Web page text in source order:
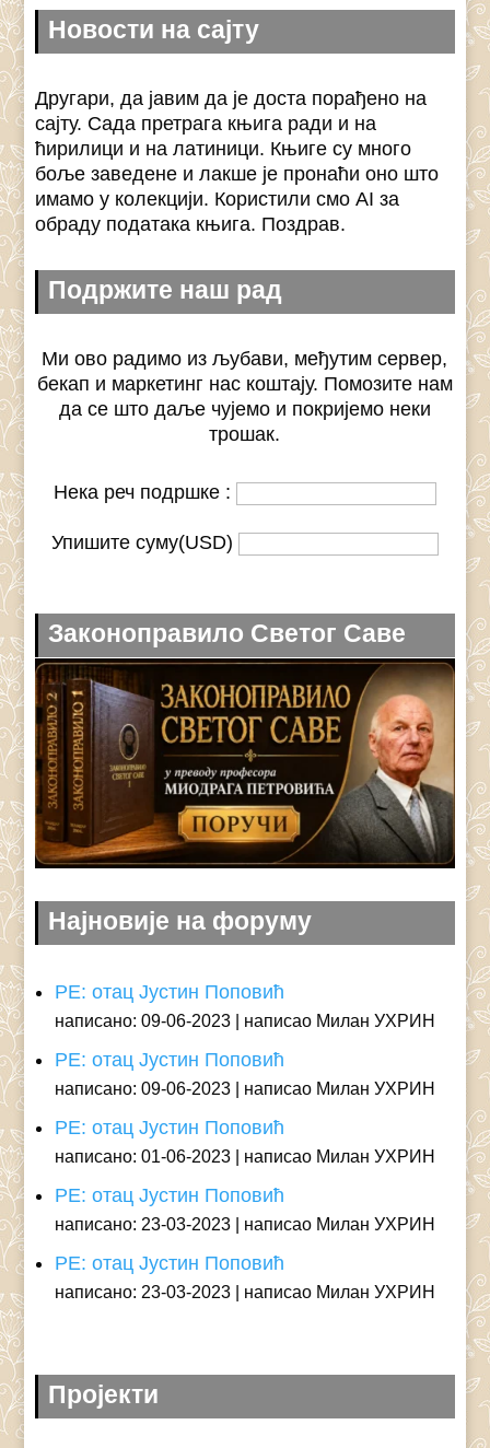
Новости на сајту
Другари, да јавим да је доста порађено на
сајту. Сада претрага књига ради и на
ћирилици и на латиници. Књиге су много
боље заведене и лакше је пронаћи оно што
имамо у колекцији. Користили смо AI за
обраду података књига. Поздрав.
Подржите наш рад
Ми ово радимо из љубави, међутим сервер,
бекап и маркетинг нас коштају. Помозите нам
да се што даље чујемо и покријемо неки
трошак.
Нека реч подршке :
Упишите суму(USD)
Законоправило Светог Саве
Најновије на форуму
РЕ: отац Јустин Поповић
написано: 09-06-2023 написао Милан УХРИН
РЕ: отац Јустин Поповић
написано: 09-06-2023 написао Милан УХРИН
РЕ: отац Јустин Поповић
написано: 01-06-2023 написао Милан УХРИН
РЕ: отац Јустин Поповић
написано: 23-03-2023 написао Милан УХРИН
РЕ: отац Јустин Поповић
написано: 23-03-2023 написао Милан УХРИН
Пројекти